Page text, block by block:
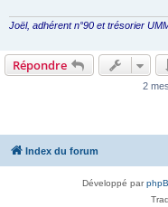
Joël, adhérent n°90 et trésorier
Répondre
2
Index du forum
Développé par